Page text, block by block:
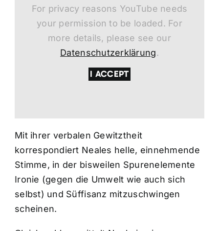
For privacy reasons YouTube needs
your permission to be loaded. For
more details, please see our
Datenschutzerklärung.
I ACCEPT
Mit ihrer verbalen Gewitztheit
korrespondiert Neales helle, einnehmende
Stimme, in der bisweilen Spurenelemente
Ironie (gegen die Umwelt wie auch sich
selbst) und Süffisanz mitzuschwingen
scheinen.